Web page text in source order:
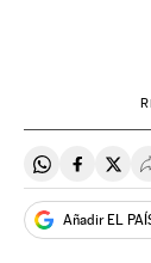
Compartir en
Añadir EL